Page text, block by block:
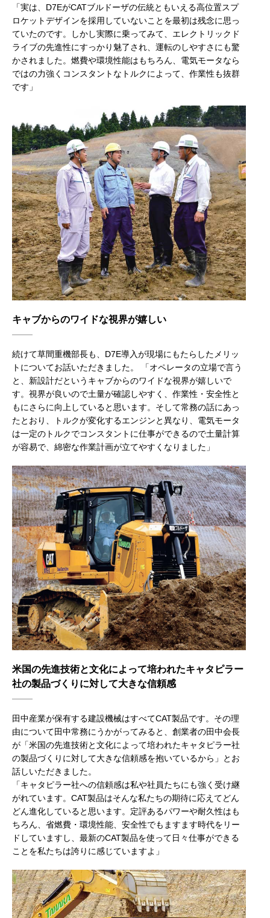
「実は、D7EがCATブルドーザの伝統ともいえる高位置スプ
ロケットデザインを採用していないことを最初は残念に思っ
ていたのです。しかし実際に乗ってみて、エレクトリックド
ライブの先進性にすっかり魅了され、運転のしやすさにも驚
かされました。燃費や環境性能はもちろん、電気モータなら
ではの力強くコンスタントなトルクによって、作業性も抜群
です」
キャブからのワイドな視界が嬉しい
続けて草間重機部長も、D7E導入が現場にもたらしたメリッ
トについてお話いただきました。 「オペレータの立場で言う
と、新設計だというキャブからのワイドな視界が嬉しいで
す。視界が良いので土量が確認しやすく、作業性・安全性と
もにさらに向上していると思います。そして常務の話にあっ
たとおり、トルクが変化するエンジンと異なり、電気モータ
は一定のトルクでコンスタントに仕事ができるので土量計算
が容易で、綿密な作業計画が立てやすくなりました」
米国の先進技術と文化によって培われたキャタピラー
社の製品づくりに対して大きな信頼感
田中産業が保有する建設機械はすべてCAT製品です。その理
由について田中常務にうかがってみると、創業者の田中会長
が「米国の先進技術と文化によって培われたキャタピラー社
の製品づくりに対して大きな信頼感を抱いているから」とお
話しいただきました。
「キャタピラー社への信頼感は私や社員たちにも強く受け継
がれています。CAT製品はそんな私たちの期待に応えてどん
どん進化していると思います。定評あるパワーや耐久性はも
ちろん、省燃費・環境性能、安全性でもますます時代をリー
ドしていますし、最新のCAT製品を使って日々仕事ができる
ことを私たちは誇りに感じていますよ」